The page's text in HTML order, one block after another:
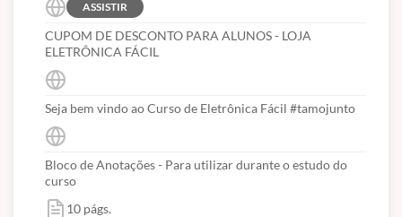
ASSISTIR
CUPOM DE DESCONTO PARA ALUNOS - LOJA
ELETRÔNICA FÁCIL
Seja bem vindo ao Curso de Eletrônica Fácil #tamojunto
Bloco de Anotações - Para utilizar durante o estudo do
curso
10 págs.